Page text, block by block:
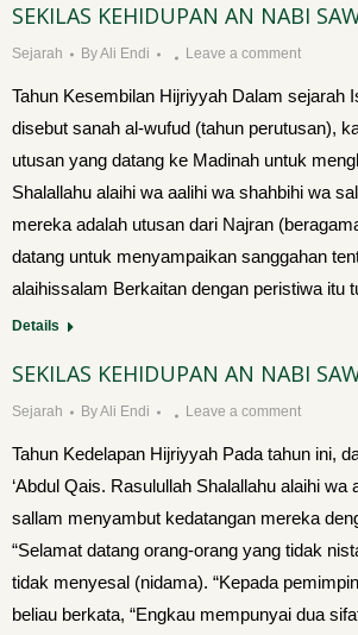
SEKILAS KEHIDUPAN AN NABI
Sejarah ByAli Endi Leave a comment
Tahun Kesembilan Hijriyyah Dalam sejarah
disebut sanah al-wufud (tahun perutusan),
utusan yang datang ke Madi­nah untuk
Shalallahu alaihi wa aalihi wa shahbihi wa
mereka adalah utusan dari Najran
da­tang untuk menyampaikan sanggahan
alaihissalam Berkaitan dengan peristiwa itu
Details
SEKILAS KEHIDUPAN AN NABI
Sejarah ByAli Endi Leave a comment
Tahun Kedelapan Hijriyyah Pada tahun ini,
‘Abdul Qais. Rasulullah Shalallahu alaihi wa
sallam menyambut kedatangan mereka
“Selamat datang orang-orang yang tidak
tidak menyesal (nidama). “Kepada
beliau berkata, “Engkau mempunyai dua